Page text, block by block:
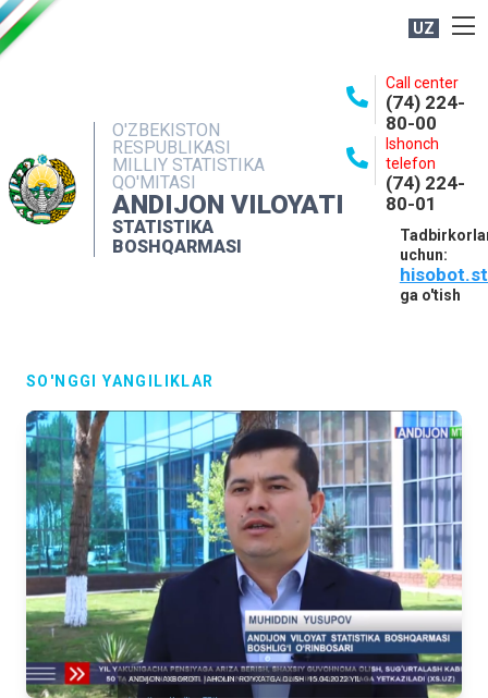
UZ
O'ZBEKISTON
RESPUBLIKASI
MILLIY STATISTIKA
QO'MITASI
ANDIJON VILOYATI
STATISTIKA
BOSHQARMASI
Call center
(74) 224-
80-00
Ishonch
telefon
(74) 224-
80-01
uchun:
ga o'tish
NASHRLAR
INTERAKTIV XIZMATLAR
MATBUOT XIZMATI
MUROJAATLAR
SO'NGGI YANGILIKLAR